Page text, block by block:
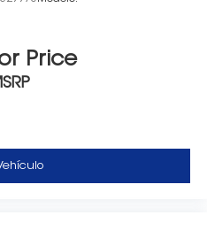
Price